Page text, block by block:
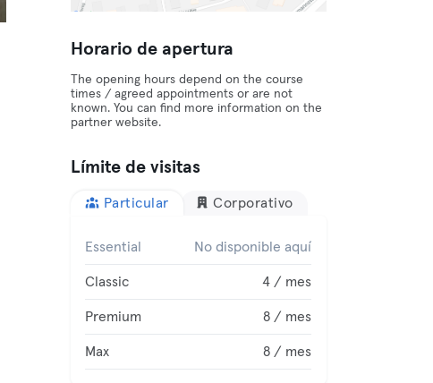
Horario de apertura
The opening hours depend on the course
times / agreed appointments or are not
known. You can find more information on the
partner website.
Límite de visitas
Particular Corporativo
Essential No disponible aquí
Classic 4 / mes
Premium 8 / mes
Max 8 / mes